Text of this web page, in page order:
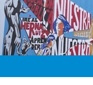
Saltar
al
contenido